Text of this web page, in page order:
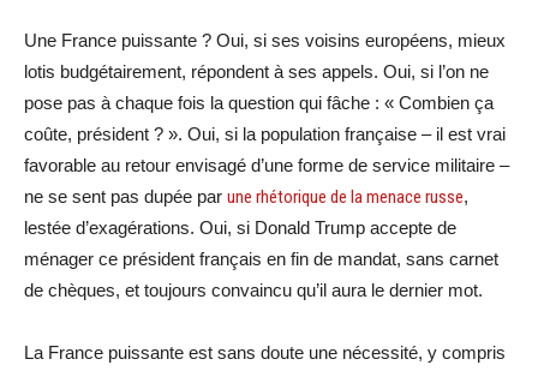
Une France puissante ? Oui, si ses voisins européens, mieux
lotis budgétairement, répondent à ses appels. Oui, si l’on ne
pose pas à chaque fois la question qui fâche : « Combien ça
coûte, président ? ». Oui, si la population française – il est vrai
favorable au retour envisagé d’une forme de service militaire –
ne se sent pas dupée par une rhétorique de la menace russe,
lestée d’exagérations. Oui, si Donald Trump accepte de
ménager ce président français en fin de mandat, sans carnet
de chèques, et toujours convaincu qu’il aura le dernier mot.
La France puissante est sans doute une nécessité, y compris